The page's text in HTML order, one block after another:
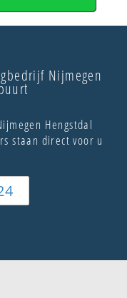
Nijmegen
Hengstdal
staan direct voor u